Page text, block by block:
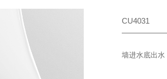
CU4031
墙进水底出水